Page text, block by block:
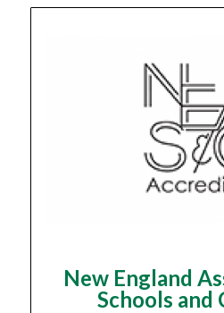
New England
Schools and